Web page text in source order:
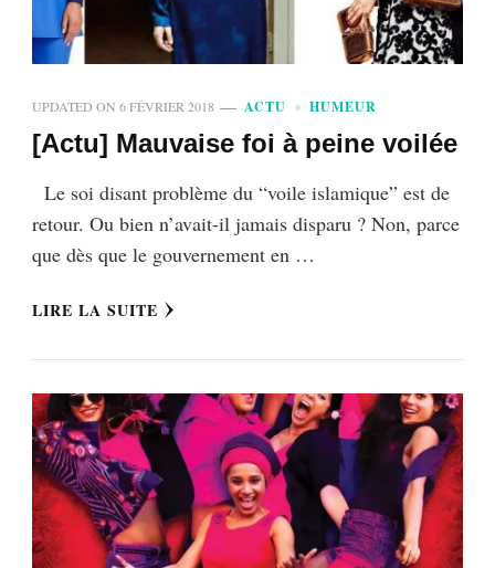
UPDATED ON 6 FÉVRIER 2018 ACTU HUMEUR
[Actu] Mauvaise foi à peine voilée
Le soi disant problème du “voile islamique” est de
retour. Ou bien n’avait-il jamais disparu ? Non, parce
que dès que le gouvernement en …
LIRE LA SUITE